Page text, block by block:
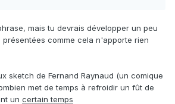
mais tu devrais développer un peu
comme cela n'apporte rien
sketch de Fernand Raynaud (un comique
met de temps à refroidir un fût de
un certain temps